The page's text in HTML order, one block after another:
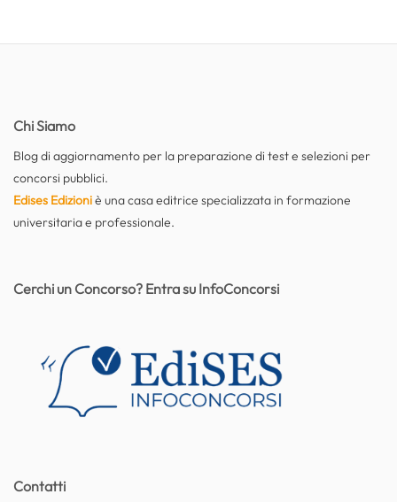
Chi Siamo
Blog di aggiornamento per la preparazione di test e selezioni per
concorsi pubblici.
Edises Edizioniè una casa editrice specializzata in formazione
universitaria e professionale.
Contatti
Cerchi un Concorso? Entra su InfoConcorsi